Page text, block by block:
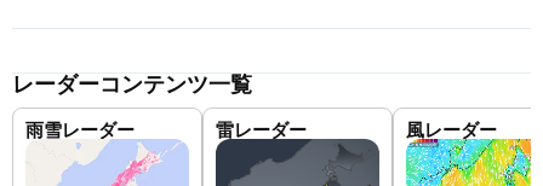
レーダーコンテンツ一覧
雨雪レーダー 雷レーダー 風レーダー